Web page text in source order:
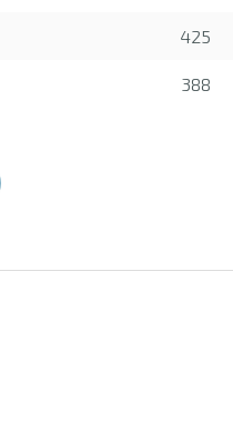
425
388